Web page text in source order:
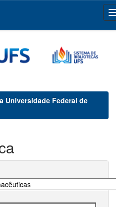
Universidade Federal de